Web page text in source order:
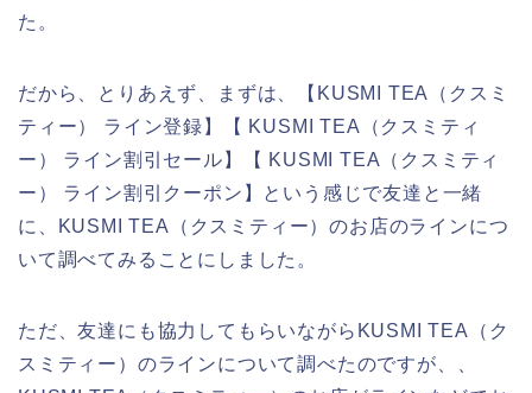
た。
だから、とりあえず、まずは、【KUSMI TEA（クスミ
ティー） ライン登録】【 KUSMI TEA（クスミティ
ー） ライン割引セール】【 KUSMI TEA（クスミティ
ー） ライン割引クーポン】という感じで友達と一緒
に、KUSMI TEA（クスミティー）のお店のラインにつ
いて調べてみることにしました。
ただ、友達にも協力してもらいながらKUSMI TEA（ク
スミティー）のラインについて調べたのですが、、